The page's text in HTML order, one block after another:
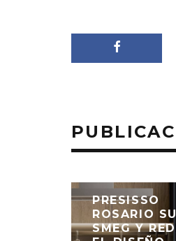
PRESISSO
ROSARIO
SMEG Y